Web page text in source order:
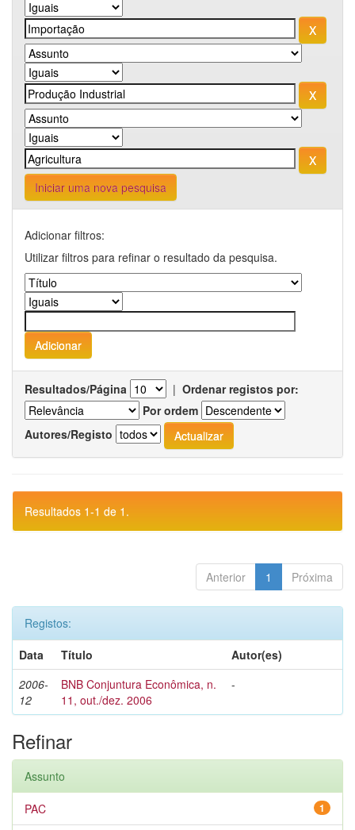
Iniciar uma nova pesquisa
Adicionar filtros:
Utilizar filtros para refinar o resultado da pesquisa.
Resultados/Página | Ordenar registos por:
Por ordem
Autores/Registo
Resultados 1-1 de 1.
Anterior 1 Próxima
Registos:
Data
Título
Autor(es)
2006-
12
BNB Conjuntura Econômica, n.
11, out./dez. 2006
-
Refinar
Assunto
1
PAC